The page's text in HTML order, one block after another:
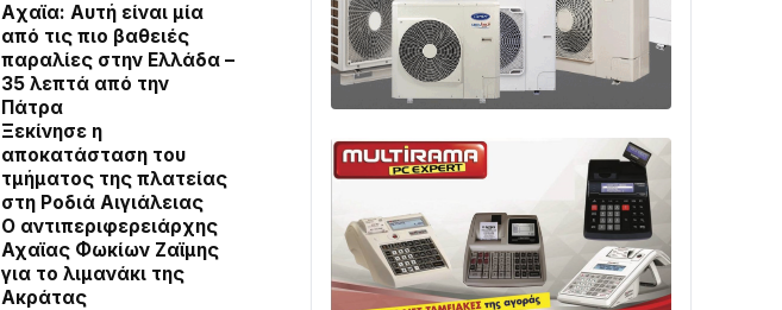
Aχαϊα: Αυτή είναι μία
από τις πιο βαθειές
παραλίες στην Ελλάδα –
35 λεπτά από την
Πάτρα
Ξεκίνησε η
αποκατάσταση του
τμήματος της πλατείας
στη Ροδιά Αιγιάλειας
O αντιπεριφερειάρχης
Αχαϊας Φωκίων Ζαϊμης
για το λιμανάκι της
Ακράτας